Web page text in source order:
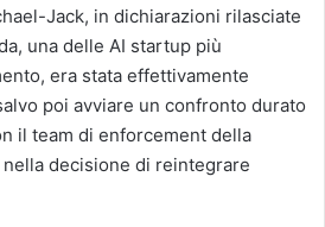
Jack, in dichiarazioni rilasciate
una delle AI startup più
era stata effettivamente
poi avviare un confronto durato
il team di enforcement della
decisione di reintegrare